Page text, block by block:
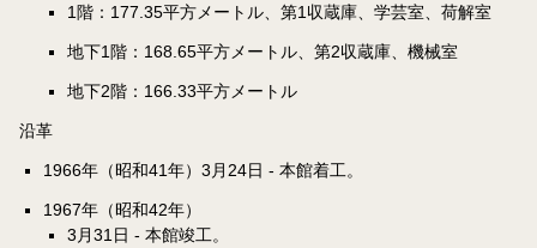
1階：177.35平方メートル、第1収蔵庫、学芸室、荷解室
地下1階：168.65平方メートル、第2収蔵庫、機械室
地下2階：166.33平方メートル
沿革
1966年（昭和41年）3月24日 - 本館着工。
1967年（昭和42年）
3月31日 - 本館竣工。